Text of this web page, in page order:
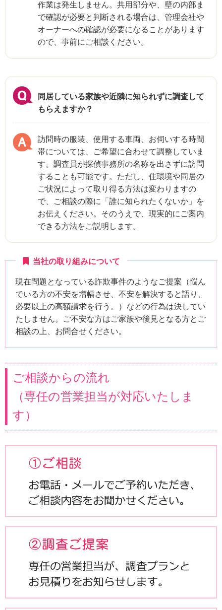
作業は発生しません。共用部分や、壁の内部ま
で確認が必要と判断される場合は、管理会社や
オーナーへの確認が必要になることがあります
ので、事前にご相談ください。
同居している家族や近隣に知られずに調査して
もらえますか？
訪問時の服装、使用する車両、お伺いする時間
帯については、ご希望に合わせて調整していま
す。調査員が探偵事務所の名称を出さずに訪問
することも可能です。ただし、住環境や同居の
ご状況によって取り得る方法は変わりますの
で、ご相談の際に「誰に知られたくないか」を
お伝えください。そのうえで、現実的にご案内
できる方法をご説明します。
当社の取り組みについて
現在問題となっている詐欺事件のようなご提案（悩ん
でいる方の不安を増幅させ、不安を解決すると語り、
必要以上の高額請求を行う。）などの行為は決してい
たしません。ご不安な方はご家族や後見となる方とご
相談の上、お問合せください。
ご相談からの流れ
（専任の営業担当が対応いたしま
す）